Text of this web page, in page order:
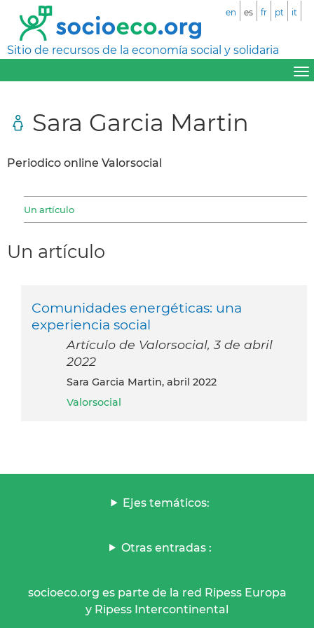
Sitio de recursos de la economía social y solidaria
en es fr pt it
Sara Garcia Martin
Periodico online Valorsocial
Un artículo
Un artículo
Comunidades energéticas: una
experiencia social
Artículo de Valorsocial, 3 de abril
2022
Sara Garcia Martin, abril 2022
Valorsocial
Ejes temáticos:
Otras entradas :
socioeco.org es parte de la red Ripess Europa
y Ripess Intercontinental